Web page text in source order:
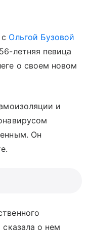
Ольгой Бузовой
летняя певица
о своем новом
и
Он
сказала о нем